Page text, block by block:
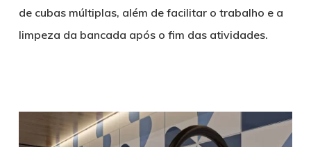
de cubas múltiplas, além de facilitar o trabalho e a
limpeza da bancada após o fim das atividades.